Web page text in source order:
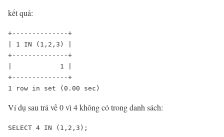
kết quả:
+--------------+
| 1 IN (1,2,3) |
+--------------+
|            1 |
+--------------+
1 row in set (0.00 sec)
Ví dụ sau trả về 0 vì 4 không có trong danh sách:
SELECT 4 IN (1,2,3);